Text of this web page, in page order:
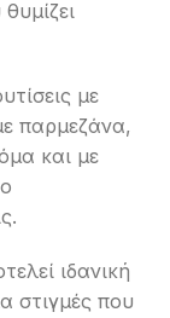
με
παρμεζάνα,
και με
ιδανική
στιγμές που